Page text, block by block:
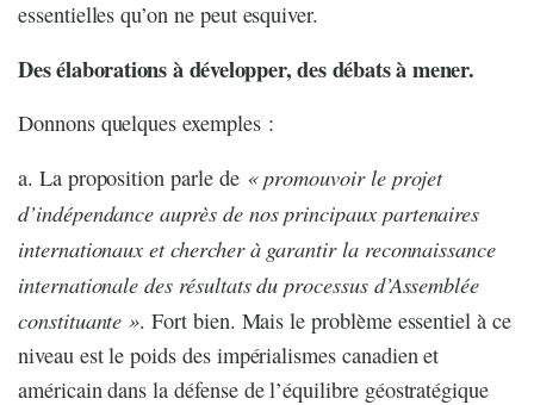
essentielles qu’on ne peut esquiver.
Des élaborations à développer, des débats à mener.
Donnons quelques exemples :
a. La proposition parle de « promouvoir le projet
d’indépendance auprès de nos principaux partenaires
internationaux et chercher à garantir la reconnaissance
internationale des résultats du processus d’Assemblée
constituante ». Fort bien. Mais le problème essentiel à ce
niveau est le poids des impérialismes canadien et
américain dans la défense de l’équilibre géostratégique